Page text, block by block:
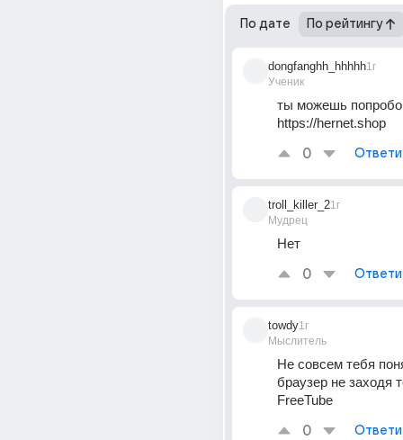
По дате По рейтингу
dongfanghh_hhhhh
Ученик
1г
ты можешь
https://hernet.shop
0
troll_killer_2
Мудрец
1г
Нет
0
towdy
Мыслитель
1г
Не совсем тебя
браузер не заходя
FreeTube
0